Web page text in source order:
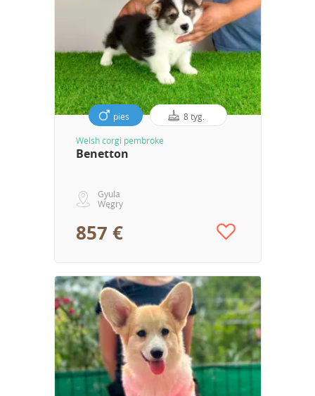
pies 8 tyg.
Welsh corgi pembroke
Benetton
Gyula
Węgry
857 €